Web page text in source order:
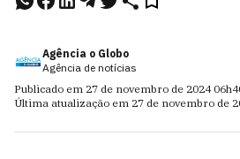
Agência o Globo
Agência de notícias
Publicado em 27 de novembro de 2024
Última atualização em 27 de novembro de